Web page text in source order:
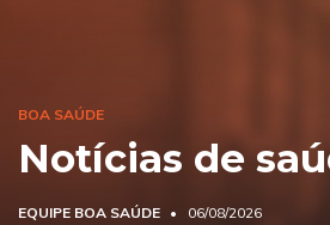
BOA SAÚDE
Notícias de
EQUIPE BOA SAÚDE 06/08/2026